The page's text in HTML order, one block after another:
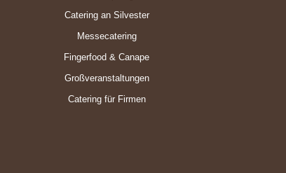
Catering an Silvester
Messecatering
Fingerfood & Canape
Großveranstaltungen
Catering für Firmen